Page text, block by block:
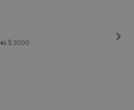
$ 2000